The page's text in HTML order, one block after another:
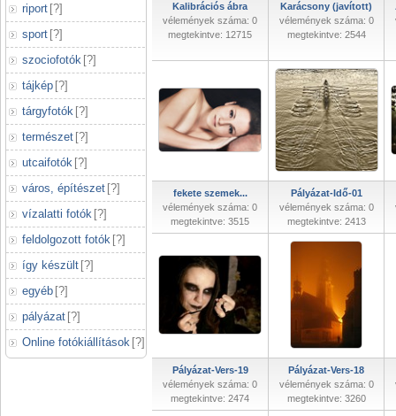
riport [?]
sport [?]
szociofotók [?]
tájkép [?]
tárgyfotók [?]
természet [?]
utcaifotók [?]
város, építészet [?]
vízalatti fotók [?]
feldolgozott fotók [?]
így készült [?]
egyéb [?]
pályázat [?]
Online fotókiállítások [?]
Kalibrációs ábra
vélemények száma: 0
megtekintve: 12715
Karácsony (javított)
vélemények száma: 0
megtekintve: 2544
fekete szemek...
vélemények száma: 0
megtekintve: 3515
Pályázat-Idő-01
vélemények száma: 0
megtekintve: 2413
Pályázat-Vers-19
vélemények száma: 0
megtekintve: 2474
Pályázat-Vers-18
vélemények száma: 0
megtekintve: 3260